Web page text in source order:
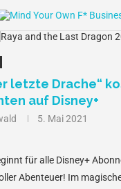
letzte Drache“
auf Disney+
5. Mai 2021
für alle Disney+
Abenteuer! Im